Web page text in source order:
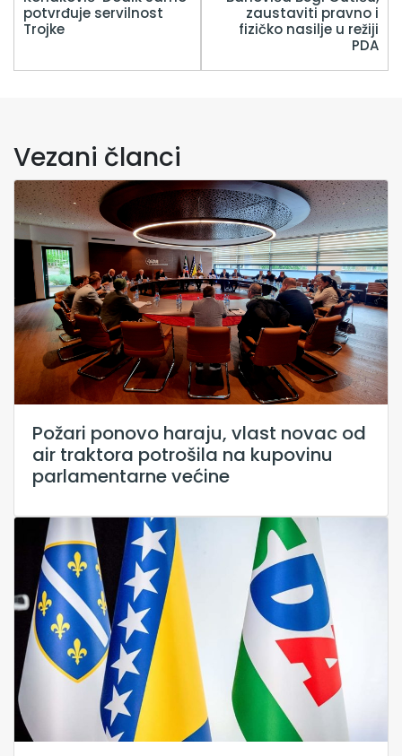
potvrđuje servilnost
Trojke
zaustaviti pravno i
fizičko nasilje u režiji
PDA
Vezani članci
Požari ponovo haraju, vlast novac od
air traktora potrošila na kupovinu
parlamentarne većine